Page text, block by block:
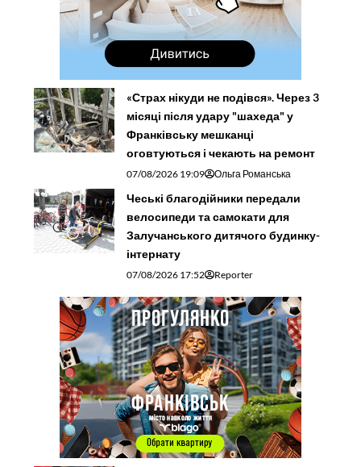
«Страх нікуди не подівся». Через 3
місяці після удару "шахеда" у
Франківську мешканці
оговтуються і чекають на ремонт
07/08/2026 19:09 Ольга Романська
Чеські благодійники передали
велосипеди та самокати для
Залучанського дитячого будинку-
інтернату
07/08/2026 17:52 Reporter